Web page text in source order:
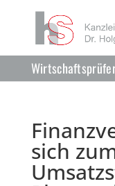
sich